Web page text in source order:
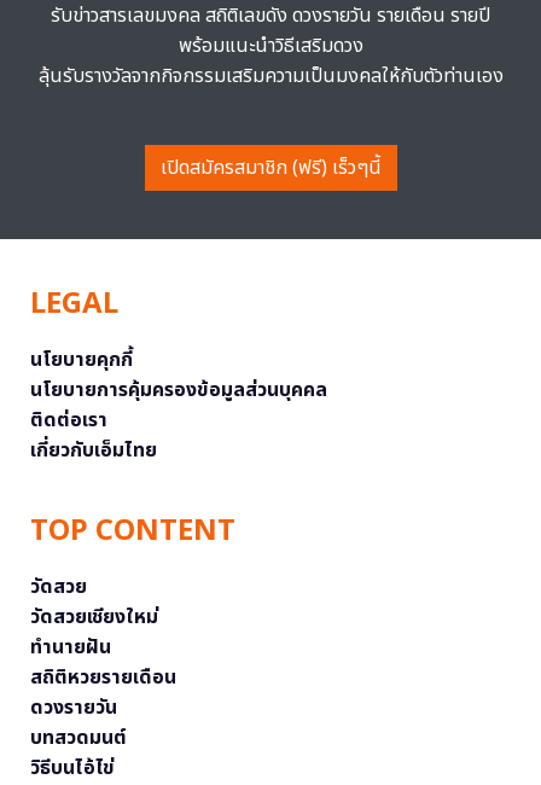
รับข่าวสารเลขมงคล สถิติเลขดัง ดวงรายวัน รายเดือน รายปี
พร้อมแนะนำวิธีเสริมดวง
ลุ้นรับรางวัลจากกิจกรรมเสริมความเป็นมงคลให้กับตัวท่านเอง
เปิดสมัครสมาชิก (ฟรี) เร็วๆนี้
LEGAL
นโยบายคุกกี้
นโยบายการคุ้มครองข้อมูลส่วนบุคคล
ติดต่อเรา
เกี่ยวกับเอ็มไทย
TOP CONTENT
วัดสวย
วัดสวยเชียงใหม่
ทำนายฝัน
สถิติหวยรายเดือน
ดวงรายวัน
บทสวดมนต์
วิธีบนไอ้ไข่